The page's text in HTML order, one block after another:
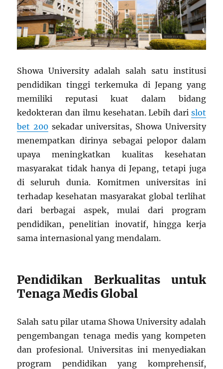
Showa University adalah salah satu institusi
pendidikan tinggi terkemuka di Jepang yang
memiliki reputasi kuat dalam bidang
kedokteran dan ilmu kesehatan. Lebih dari slot
bet 200 sekadar universitas, Showa University
menempatkan dirinya sebagai pelopor dalam
upaya meningkatkan kualitas kesehatan
masyarakat tidak hanya di Jepang, tetapi juga
di seluruh dunia. Komitmen universitas ini
terhadap kesehatan masyarakat global terlihat
dari berbagai aspek, mulai dari program
pendidikan, penelitian inovatif, hingga kerja
sama internasional yang mendalam.
Pendidikan Berkualitas untuk
Tenaga Medis Global
Salah satu pilar utama Showa University adalah
pengembangan tenaga medis yang kompeten
dan profesional. Universitas ini menyediakan
program pendidikan yang komprehensif,